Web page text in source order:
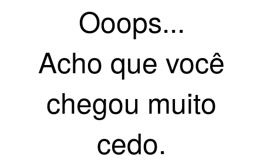
Ooops...
Acho que você
chegou muito
cedo.